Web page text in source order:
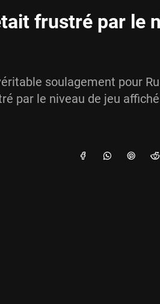
frustré par le
soulagement pour
par le niveau de jeu